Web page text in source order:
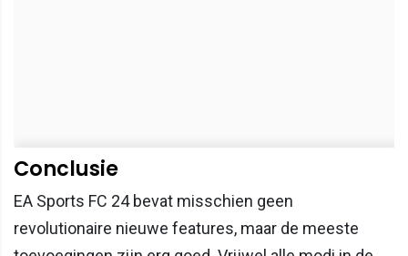
Conclusie
EA Sports FC 24 bevat misschien geen
revolutionaire nieuwe features, maar de meeste